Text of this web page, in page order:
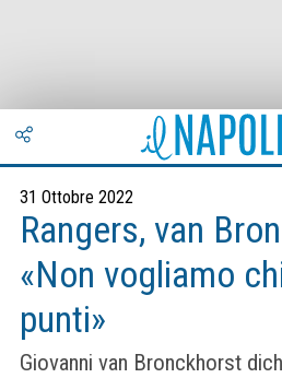
31 Ottobre 2022
Rangers, van
«Non vogliamo
punti»
Giovanni van Bronckhorst